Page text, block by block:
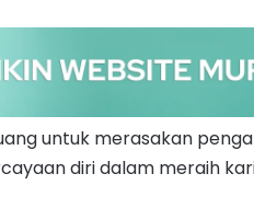
untuk merasakan
diri dalam meraih